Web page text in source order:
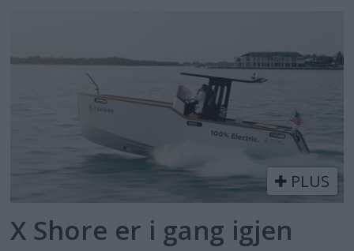
PLUS
X Shore er i gang igjen